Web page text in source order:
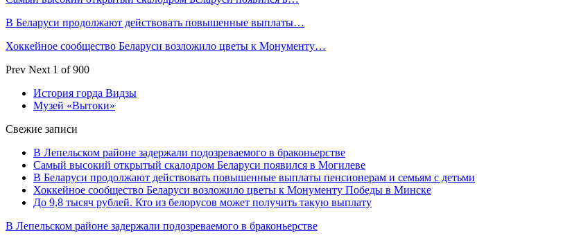
В Беларуси продолжают действовать повышенные выплаты…
Хоккейное сообщество Беларуси возложило цветы к Монументу…
Prev Next 1 of 900
История горда Видзы
Музей «Вытоки»
Свежие записи
В Лепельском районе задержали подозреваемого в браконьерстве
Самый высокий открытый скалодром Беларуси появился в Могилеве
В Беларуси продолжают действовать повышенные выплаты пенсионерам и семьям с детьми
Хоккейное сообщество Беларуси возложило цветы к Монументу Победы в Минске
До 9,8 тысяч рублей. Кто из белорусов может получить такую выплату
В Лепельском районе задержали подозреваемого в браконьерстве